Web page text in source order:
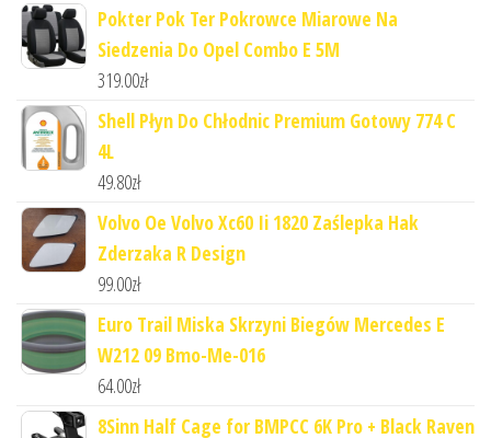
Pokter Pok Ter Pokrowce Miarowe Na
Siedzenia Do Opel Combo E 5M
319.00zł
Shell Płyn Do Chłodnic Premium Gotowy 774 C
4L
49.80zł
Volvo Oe Volvo Xc60 Ii 1820 Zaślepka Hak
Zderzaka R Design
99.00zł
Euro Trail Miska Skrzyni Biegów Mercedes E
W212 09 Bmo-Me-016
64.00zł
8Sinn Half Cage for BMPCC 6K Pro + Black Raven